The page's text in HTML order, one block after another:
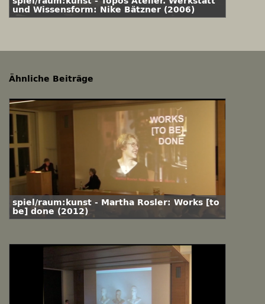
und Wissensform: Nike Bätzner (2006)
Ähnliche Beiträge
spiel/raum:kunst - Martha Rosler: Works [to
be] done (2012)